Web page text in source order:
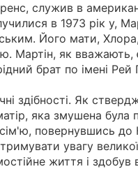
служив в
в 1973 рік у,
Його мати,
Мартін, як вважають,
брат по імені
здібності. Як
яка змушена була
повернувшись
увагу
життя і здобув